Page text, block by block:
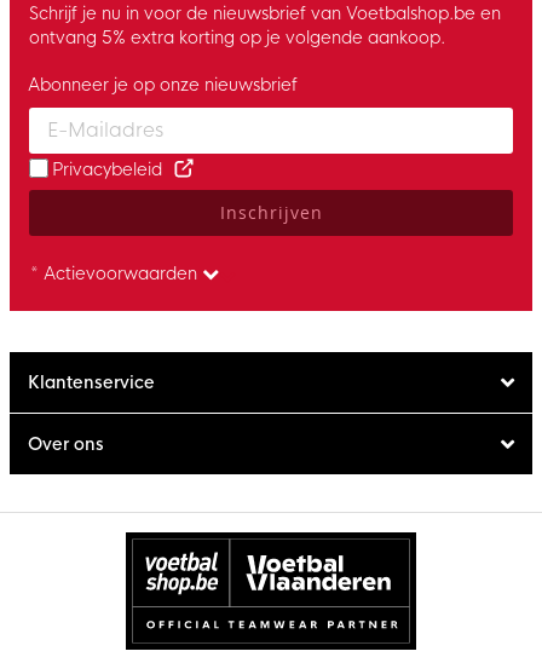
Schrijf je nu in voor de nieuwsbrief van Voetbalshop.be en
ontvang 5% extra korting op je volgende aankoop.
Enter your email and accept the privacy policy to subscribe to
Abonneer je op onze nieuwsbrief
Privacybeleid
Inschrijven
* Actievoorwaarden
Klantenservice
Over ons